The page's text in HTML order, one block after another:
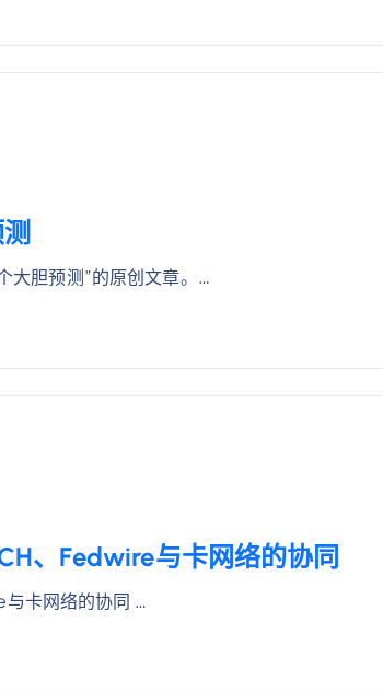
大胆预测”的原创文章。…
、Fedwire与卡网络的协同
卡网络的协同 …